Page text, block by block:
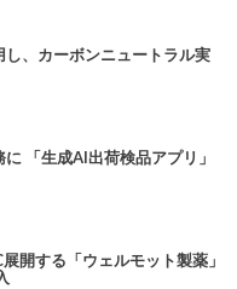
、カーボンニュートラル実
「生成AI出荷検品アプリ」
開する「ウェルモット製薬」